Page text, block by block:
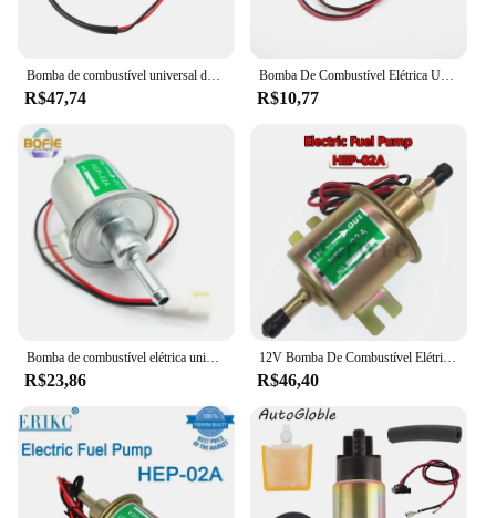
come.
Bomba de combustível universal do carro bonde, diesel, gasolina, gasolina, 12V, EP500-0, 035000-0460, 1258552031, EP500, FP-1010-G
R$47,74
Bomba De Combustível Elétrica Universal, Parafuso De Baixa Pressão, Fio De Fixação, Diesel, Gasolina, Carro, Carburador, Motocicleta, ATV, 12V, HEP-02A
R$10,77
Bomba de combustível elétrica universal para carro, preto e prata, bomba Inline, baixa pressão, 12V, HEP-02A, 2, 5-4 PSI, em estoque
R$23,86
12V Bomba De Combustível Elétrica HEP-02A 12V Inline Baixa Pressão Universal Gás Diesel Gasolina Gasolina Para Carro Motocicleta Carburador ATV
R$46,40